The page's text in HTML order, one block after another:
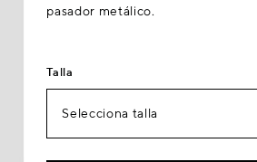
pasador metálico.
Talla
Selecciona talla